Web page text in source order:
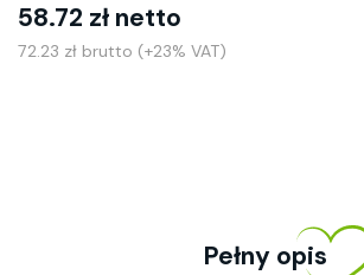
58.72 zł netto
72.23 zł brutto (+23% VAT)
Pełny opis